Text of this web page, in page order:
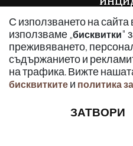
С използването на
използваме „бисквитки"
преживяването,
съдържанието и
на трафика. Вижте
бисквитките и политика
ЗАТВОРИ
ПО
Използването и
група Асмара
© 2010 - 2026 |